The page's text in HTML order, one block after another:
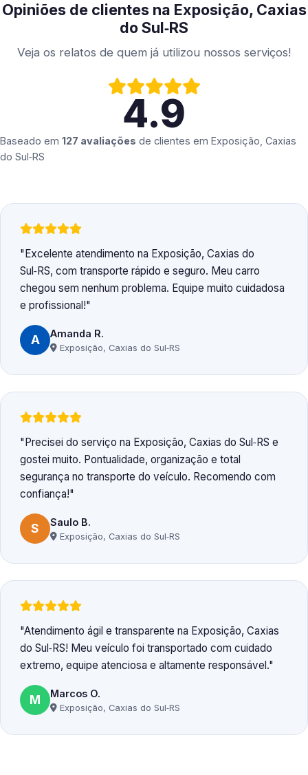
Opiniões de clientes na Exposição, Caxias
do Sul‑RS
Veja os relatos de quem já utilizou nossos serviços!
4.9
Baseado em 127 avaliações de clientes em Exposição, Caxias
do Sul‑RS
Excelente atendimento na Exposição, Caxias do
Sul‑RS, com transporte rápido e seguro. Meu carro
chegou sem nenhum problema. Equipe muito cuidadosa
e profissional!
A Amanda R.
Exposição, Caxias do Sul‑RS
Precisei do serviço na Exposição, Caxias do Sul‑RS e
gostei muito. Pontualidade, organização e total
segurança no transporte do veículo. Recomendo com
confiança!
S Saulo B.
Exposição, Caxias do Sul‑RS
Atendimento ágil e transparente na Exposição, Caxias
do Sul‑RS! Meu veículo foi transportado com cuidado
extremo, equipe atenciosa e altamente responsável.
M Marcos O.
Exposição, Caxias do Sul‑RS